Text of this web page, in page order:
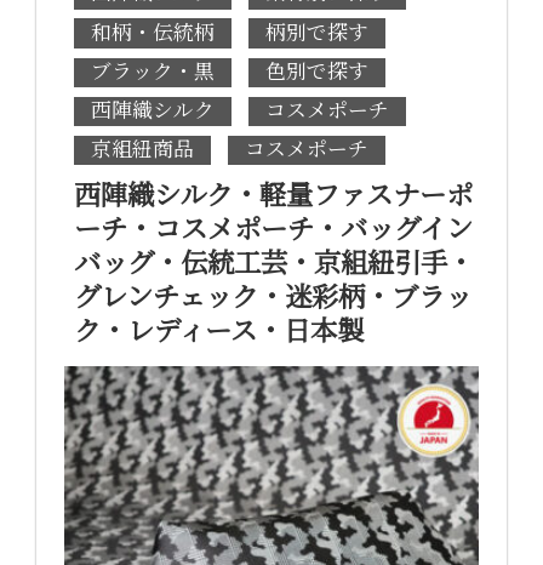
和柄・伝統柄
柄別で探す
ブラック・黒
色別で探す
西陣織シルク
コスメポーチ
京組紐商品
コスメポーチ
西陣織シルク・軽量ファスナーポ
ーチ・コスメポーチ・バッグイン
バッグ・伝統工芸・京組紐引手・
グレンチェック・迷彩柄・ブラッ
ク・レディース・日本製